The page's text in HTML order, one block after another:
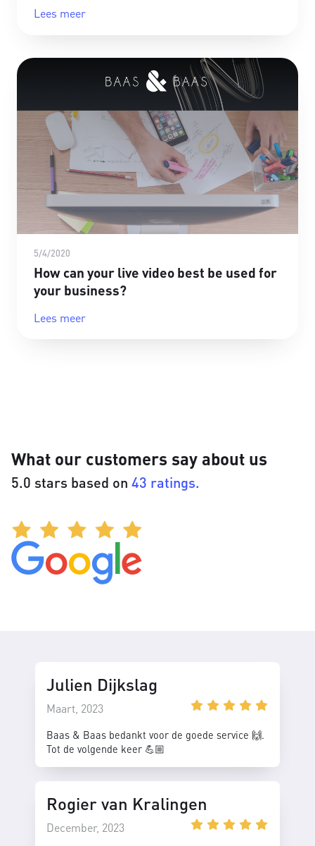
Lees meer
5/4/2020
How can your live video best be used for
your business?
Lees meer
What our customers say about us
5.0 stars based on 43 ratings.
Julien Dijkslag
Maart, 2023
Baas & Baas bedankt voor de goede service 🙌.
Tot de volgende keer 💪🏼
Rogier van Kralingen
December, 2023